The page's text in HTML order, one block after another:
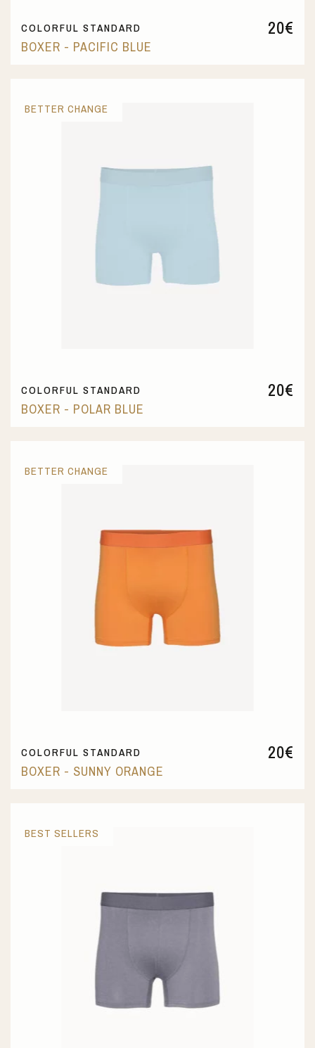
20€
COLORFUL STANDARD
BOXER - PACIFIC BLUE
20€
COLORFUL STANDARD
BOXER - POLAR BLUE
BETTER CHANGE
20€
COLORFUL STANDARD
BOXER - SUNNY ORANGE
BETTER CHANGE
BEST SELLERS